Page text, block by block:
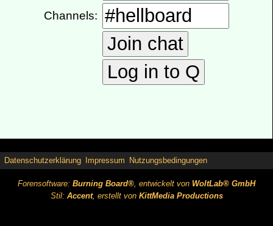
Datenschutzerklärung Impressum Nutzungsbedingungen
Forensoftware: Burning Board®, entwickelt von WoltLab® GmbH
Stil: Accent, erstellt von KittMedia Productions